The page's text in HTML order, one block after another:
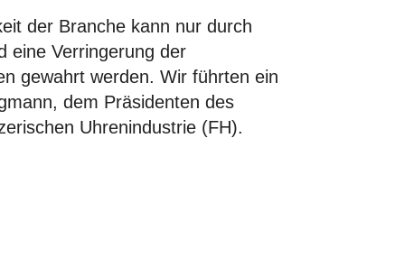
der Branche kann nur durch
eine Verringerung der
gewahrt werden. Wir führten ein
dem Präsidenten des
Uhrenindustrie (FH).